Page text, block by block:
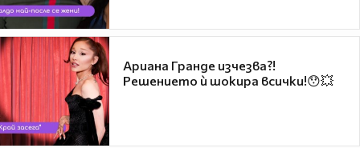
Ариана Гранде изчезва?!
Решението ѝ шокира всички!😯💥